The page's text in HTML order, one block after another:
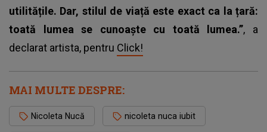
utilitățile. Dar, stilul de viață este exact ca la țară:
toată lumea se cunoaște cu toată lumea.”, a
declarat artista, pentru Click!
MAI MULTE DESPRE:
Nicoleta Nucă nicoleta nuca iubit